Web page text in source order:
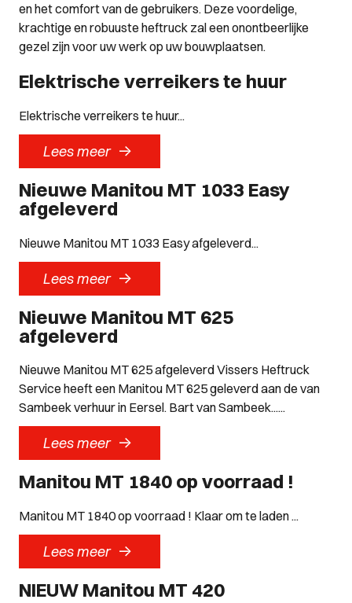
en het comfort van de gebruikers. Deze voordelige,
krachtige en robuuste heftruck zal een onontbeerlijke
gezel zijn voor uw werk op uw bouwplaatsen.
Elektrische verreikers te huur
Elektrische verreikers te huur...
Lees meer ->
Nieuwe Manitou MT 1033 Easy
afgeleverd
Nieuwe Manitou MT 1033 Easy afgeleverd...
Lees meer ->
Nieuwe Manitou MT 625
afgeleverd
Nieuwe Manitou MT 625 afgeleverd Vissers Heftruck
Service heeft een Manitou MT 625 geleverd aan de van
Sambeek verhuur in Eersel. Bart van Sambeek......
Lees meer ->
Manitou MT 1840 op voorraad !
Manitou MT 1840 op voorraad ! Klaar om te laden ...
Lees meer ->
NIEUW Manitou MT 420